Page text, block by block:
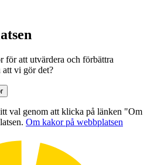
att utvärdera och förbättra
att vi gör det?
val genom att klicka på länken "Om
Om kakor på webbplatsen